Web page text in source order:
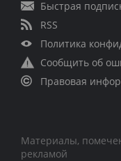
Быстрая
RSS
Политика
Сообщить об
Правовая
Материалы,
рекламой